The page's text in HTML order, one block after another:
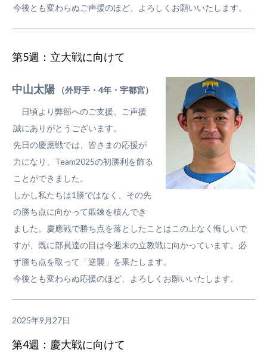
今後とも変わらぬご声援のほど、よろしくお願いいたします。
第5週：立大戦に向けて
中山太陽 （外野手・4年・宇都宮）
日頃より弊部へのご支援、ご声援
誠にありがとうございます。
先日の慶應戦では、皆さまの応援が
力になり、Team2025の初勝利を飾る
ことができました。
しかし私たちは1勝ではなく、その先
の勝ち点に向かって鍛錬を積んでき
ました。慶應戦で勝ち点を落としたことはこの上なく悔しいで
すが、既に部員達の目は今週末の立教戦に向かっています。必
ず勝ち点を取って「逆襲」を果たします。
今後とも変わらぬ応援のほど、よろしくお願いいたします。
2025年9月27日
第4週：慶大戦に向けて